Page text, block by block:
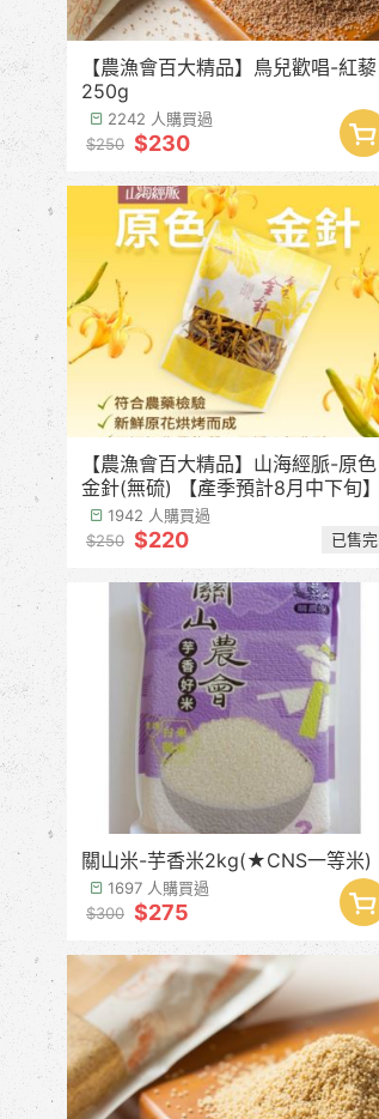
【農漁會百大精品】鳥兒歡唱-紅藜
250g
2242 人購買過
$250 $230
【農漁會百大精品】山海經脈-原色
金針(無硫) 【產季預計8月中下旬】
1942 人購買過
$250 $220 已售完
關山米-芋香米2kg(★CNS一等米)
1697 人購買過
$300 $275